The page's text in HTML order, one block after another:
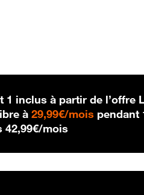
1 inclus à partir de l’offre
à29,99€/mois 29,99 €
pendant
42,99€/mois